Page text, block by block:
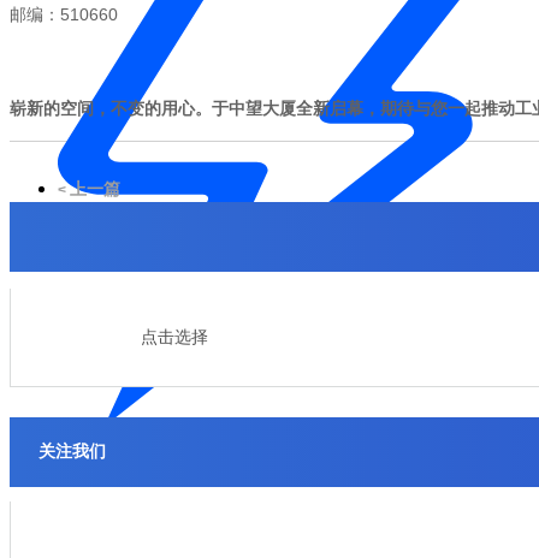
电力
邮编：510660
崭新的空间，不变的用心。于中望大厦全新启幕，期待与您一起推动工
<上一篇
点击选择
关注我们